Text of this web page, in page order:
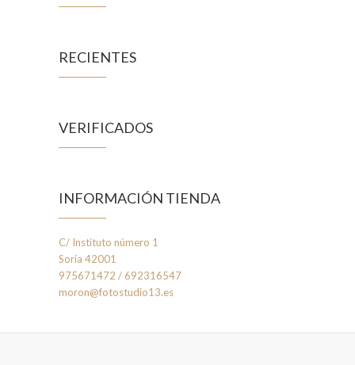
RECIENTES
VERIFICADOS
INFORMACIÓN TIENDA
C/ Instituto número 1
Soria 42001
975671472 / 692316547
moron@fotostudio13.es